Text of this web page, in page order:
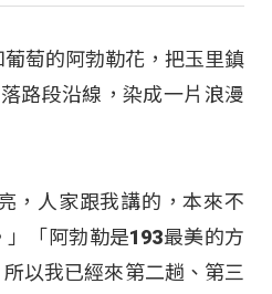
萄的阿勃勒花，把玉里鎮
路段沿線，染成一片浪漫
，人家跟我講的，本來不
「阿勃勒是193最美的方
以我已經來第二趟、第三